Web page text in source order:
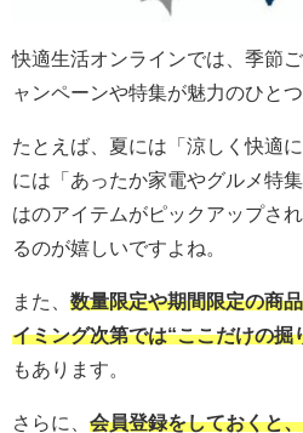
快適生活オンラインでは、季節
ャンペーンや特集が魅力のひとつ
たとえば、夏には「涼しく快適
には「あったか家電やグルメ特
はのアイテムがピックアップさ
るのが嬉しいですよね。
また、 数量限定や期間限定の商
イミング次第では“ここだけの掘
もあります。
さらに、 会員登録をしておくと